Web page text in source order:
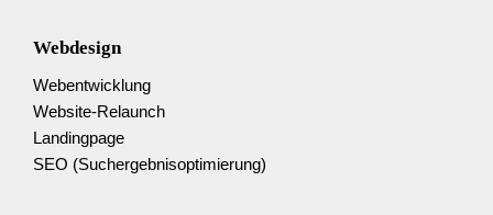
Webdesign
Web­entwicklung
Website-Relaunch
Landingpage
SEO (Suchergebnis­optimierung)